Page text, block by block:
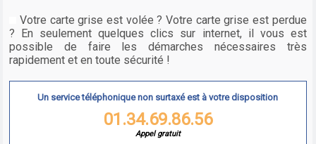
Votre carte grise est volée ? Votre carte grise est perdue
? En seulement quelques clics sur internet, il vous est
possible de faire les démarches nécessaires très
rapidement et en toute sécurité !
Un service téléphonique non surtaxé est à votre disposition
01.34.69.86.56
Appel gratuit